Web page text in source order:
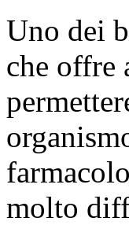
Uno dei
che offre
molto